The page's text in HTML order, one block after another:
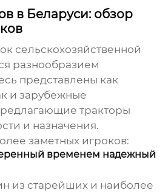
в Беларуси: обзор
сельскохозяйственной
разнообразием
представлены как
и зарубежные
тракторы
и назначения.
заметных игроков:
временем надежный
из старейших и наиболее